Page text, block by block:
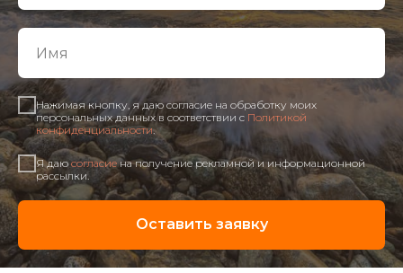
Нажимая кнопку, я даю согласие на обработку моих
персональных данных в соответствии с Политикой
конфиденциальности.
Я даюсогласиена получение рекламной и информационной
рассылки.
Оставить заявку